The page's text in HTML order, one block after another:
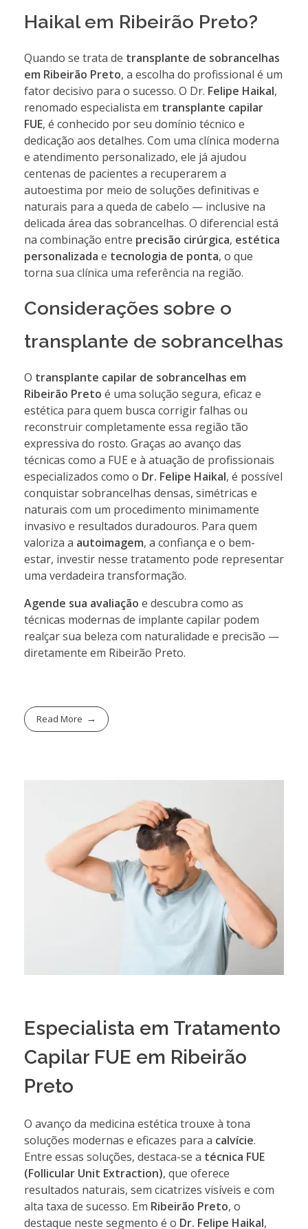
Haikal em Ribeirão Preto?
Quando se trata de transplante de sobrancelhas
em Ribeirão Preto, a escolha do profissional é um
fator decisivo para o sucesso. O Dr. Felipe Haikal,
renomado especialista em transplante capilar
FUE, é conhecido por seu domínio técnico e
dedicação aos detalhes. Com uma clínica moderna
e atendimento personalizado, ele já ajudou
centenas de pacientes a recuperarem a
autoestima por meio de soluções definitivas e
naturais para a queda de cabelo — inclusive na
delicada área das sobrancelhas. O diferencial está
na combinação entre precisão cirúrgica, estética
personalizada e tecnologia de ponta, o que
torna sua clínica uma referência na região.
Considerações sobre o
transplante de sobrancelhas
O transplante capilar de sobrancelhas em
Ribeirão Preto é uma solução segura, eficaz e
estética para quem busca corrigir falhas ou
reconstruir completamente essa região tão
expressiva do rosto. Graças ao avanço das
técnicas como a FUE e à atuação de profissionais
especializados como o Dr. Felipe Haikal, é possível
conquistar sobrancelhas densas, simétricas e
naturais com um procedimento minimamente
invasivo e resultados duradouros. Para quem
valoriza a autoimagem, a confiança e o bem-
estar, investir nesse tratamento pode representar
uma verdadeira transformação.
Agende sua avaliação e descubra como as
técnicas modernas de implante capilar podem
realçar sua beleza com naturalidade e precisão —
diretamente em Ribeirão Preto.
Read More
Especialista em Tratamento
Capilar FUE em Ribeirão
Preto
O avanço da medicina estética trouxe à tona
soluções modernas e eficazes para a calvície.
Entre essas soluções, destaca-se a técnica FUE
(Follicular Unit Extraction), que oferece
resultados naturais, sem cicatrizes visíveis e com
alta taxa de sucesso. Em Ribeirão Preto, o
destaque neste segmento é o Dr. Felipe Haikal,